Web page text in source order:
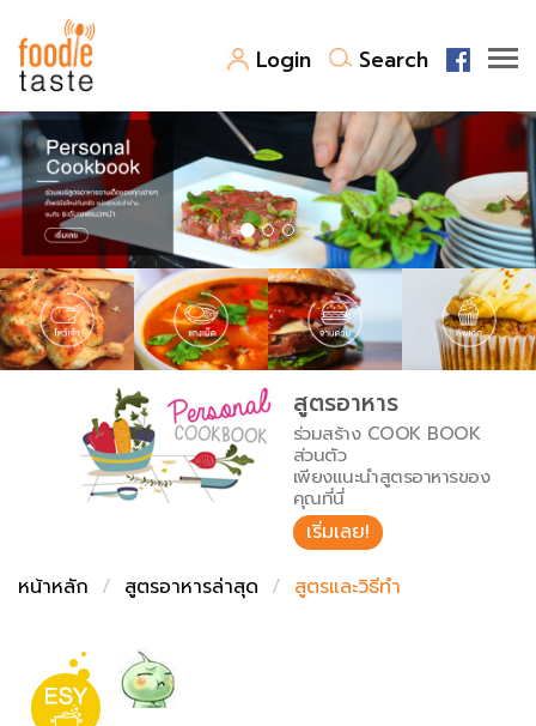
Login Search
สูตรอาหาร
สูตรอาหารล่าสุด
Top Foodie
พาไปชิม
สารพันก้นครัว
เคล็ดลับน่ารู้
เปรียบเทียบหน่วยการตวง
เปรียบเทียบอุณหภูมิ
เปรียบเทียบน้ำหนักวัตถุดิบ
FoodPedia
สร้าง Cookbook
สูตรอาหาร
ร่วมสร้าง COOK BOOK
ส่วนตัว
เพียงแนะนำสูตรอาหารของ
คุณที่นี่
เริ่มเลย!
หน้าหลัก
สูตรอาหารล่าสุด สูตรและวิธีทำ